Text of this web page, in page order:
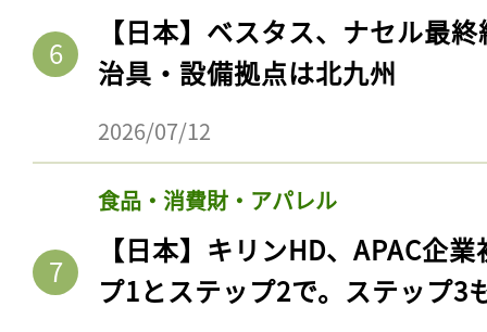
【日本】ベスタス、ナセル最
治具・設備拠点は北九州
2026/07/12
食品・消費財・アパレル
【日本】キリンHD、APAC企
プ1とステップ2で。ステップ3
ログイン
会員登録